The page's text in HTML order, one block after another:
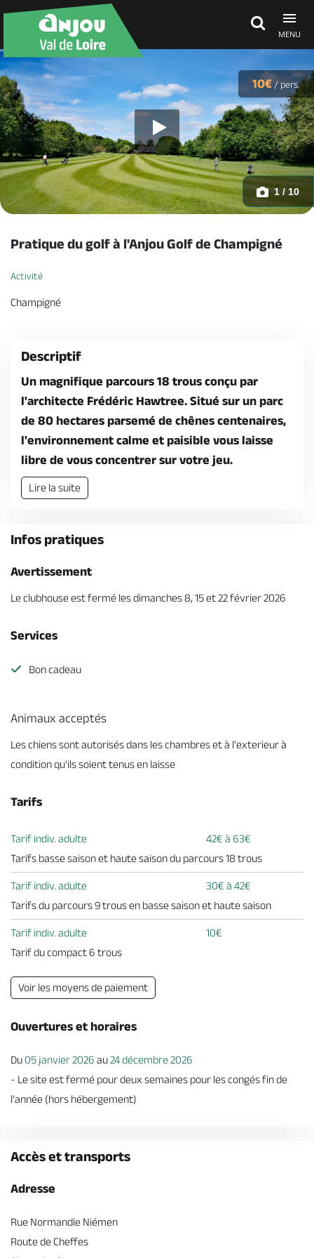
MENU
Découvrir
À voir, à faire
Agenda
Séjours, cadeaux
Brochures & Cartes Offices de tourisme Comment venir ? Ecrivez-nous
1 / 10
10€/ pers.
Pratique du golf à l'Anjou Golf de Champigné
Activité
Champigné
Descriptif
Un magnifique parcours 18 trous conçu par
l'architecte Frédéric Hawtree. Situé sur un parc
de 80 hectares parsemé de chênes centenaires,
l'environnement calme et paisible vous laisse
libre de vous concentrer sur votre jeu.
Lire la suite
Infos pratiques
Avertissement
Le clubhouse est fermé les dimanches 8, 15 et 22 février 2026
Services
Bon cadeau
Animaux acceptés
Les chiens sont autorisés dans les chambres et à l'exterieur à
condition qu'ils soient tenus en laisse
Tarifs
Tarif indiv. adulte
42€ à 63€
Tarifs basse saison et haute saison du parcours 18 trous
Tarif indiv. adulte
30€ à 42€
Tarifs du parcours 9 trous en basse saison et haute saison
Tarif indiv. adulte
10€
Tarif du compact 6 trous
Voir les moyens de paiement
Ouvertures et horaires
Du 05 janvier 2026 au24 décembre 2026
- Le site est fermé pour deux semaines pour les congés fin de
l'année (hors hébergement)
Accès et transports
Adresse
Rue Normandie Niémen
Route de Cheffes